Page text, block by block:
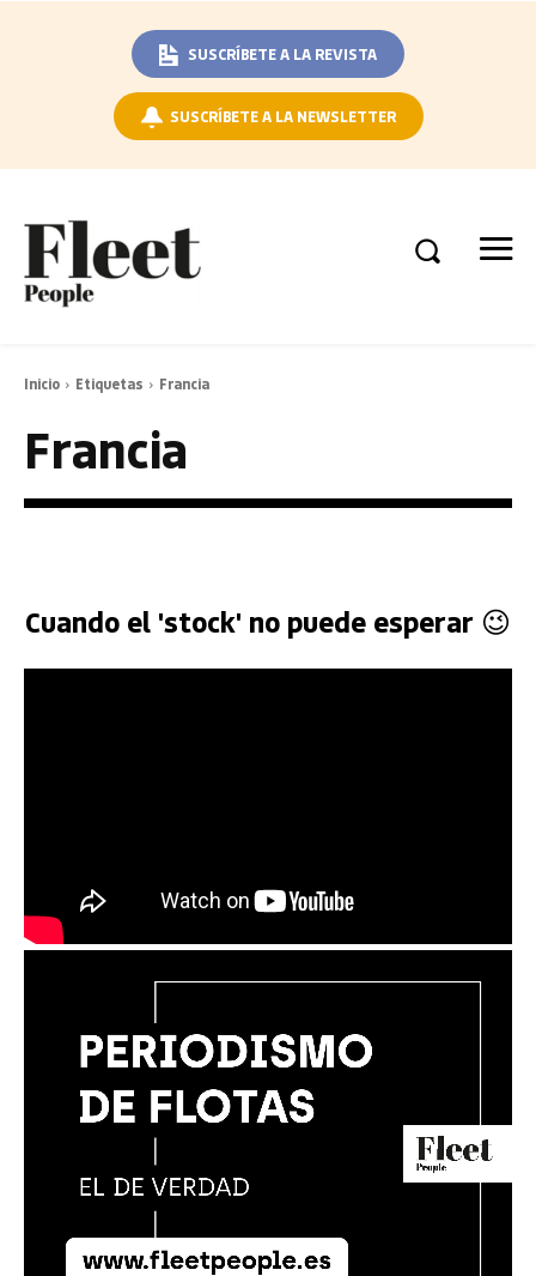
SUSCRÍBETE A LA REVISTA
SUSCRÍBETE A LA NEWSLETTER
Inicio Etiquetas Francia
Francia
Cuando el 'stock' no puede esperar 😉